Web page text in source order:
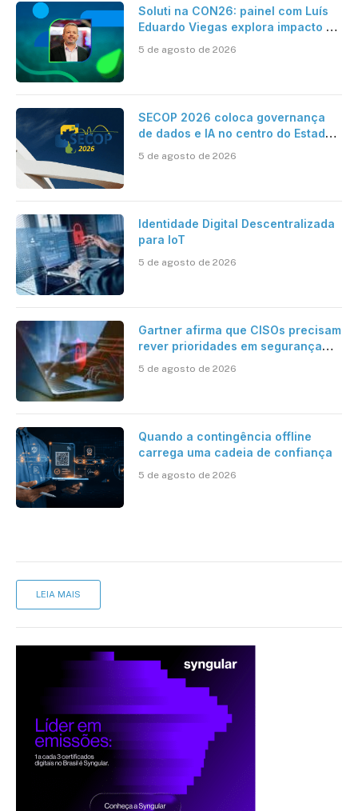
Soluti na CON26: painel com Luís
Eduardo Viegas explora impacto de
Contabilidade
5 de agosto de 2026
SECOP 2026 coloca governança
de dados e IA no centro do Estado
5 de agosto de 2026
Identidade Digital Descentralizada
para IoT
5 de agosto de 2026
Gartner afirma que CISOs precisam
rever prioridades em segurança
desafios impostos pela Inteligência
5 de agosto de 2026
Quando a contingência offline
carrega uma cadeia de confiança
5 de agosto de 2026
LEIA MAIS